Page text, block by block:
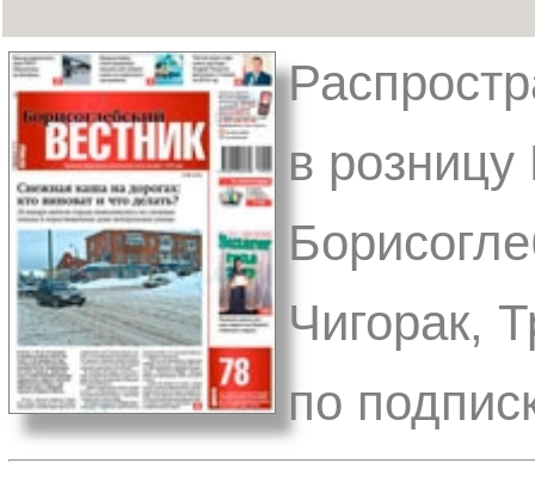
в
Чигорак,
по